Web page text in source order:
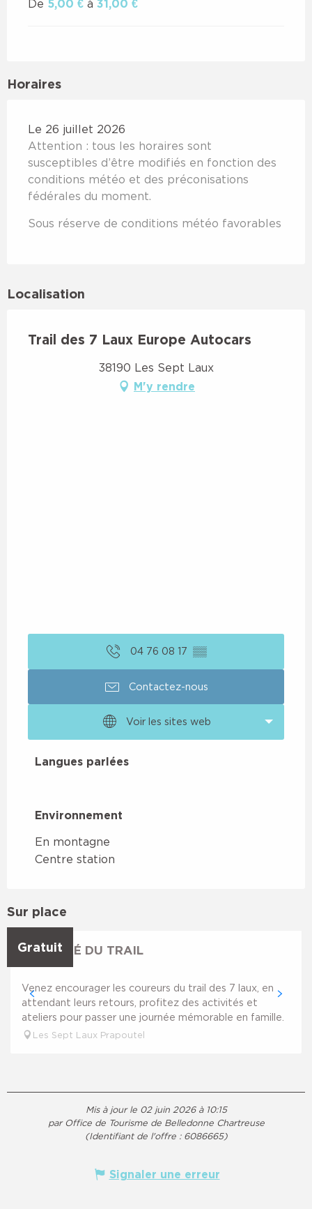
De 5,00 € à 31,00 €
Horaires
Le 26 juillet 2026
Attention : tous les horaires sont
susceptibles d’être modifiés en fonction des
conditions météo et des préconisations
fédérales du moment.
Sous réserve de conditions météo favorables
Localisation
Trail des 7 Laux Europe Autocars
38190 Les Sept Laux
M'y rendre
04 76 08 17 ▒▒
Contactez-nous
Voir les sites web
Langues parlées
Langues parlées
Environnement
Environnement
En montagne
Centre station
Sur place
Gratuit
LA RÉCRÉ DU TRAIL
Venez encourager les coureurs du trail des 7 laux, en
attendant leurs retours, profitez des activités et
ateliers pour passer une journée mémorable en famille.
Les Sept Laux Prapoutel
Mis à jour le 02 juin 2026 à 10:15
par Office de Tourisme de Belledonne Chartreuse
(Identifiant de l'offre : 6086665)
Signaler une erreur